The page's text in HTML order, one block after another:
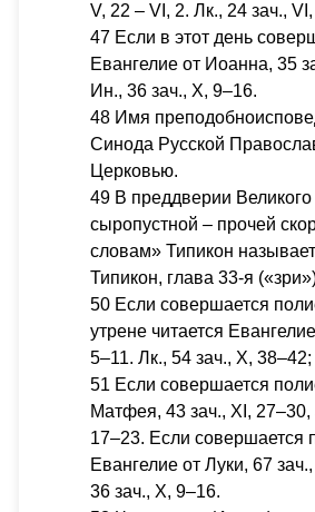
V, 22 – VI, 2. Лк., 24 зач.,
47 Если в этот день
Евангелие от Иоанна, 35
Ин., 36 зач., X, 9–16.
48 Имя
Синода Русской
Церковью.
49 В преддверии
сыропустной – прочей
словам» Типикон
Типикон, глава 33-я
50 Если совершается
утрене читается
5–11. Лк., 54 зач., X,
51 Если совершается
Матфея, 43 зач., XI, 27–30,
17–23. Если совершается
Евангелие от Луки, 67
36 зач., X, 9–16.